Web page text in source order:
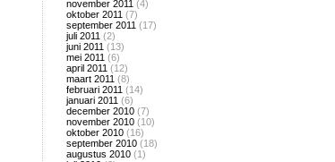
november 2011 (4)
oktober 2011 (7)
september 2011 (17)
juli 2011 (2)
juni 2011 (13)
mei 2011 (6)
april 2011 (12)
maart 2011 (8)
februari 2011 (14)
januari 2011 (6)
december 2010 (7)
november 2010 (10)
oktober 2010 (16)
september 2010 (18)
augustus 2010 (1)